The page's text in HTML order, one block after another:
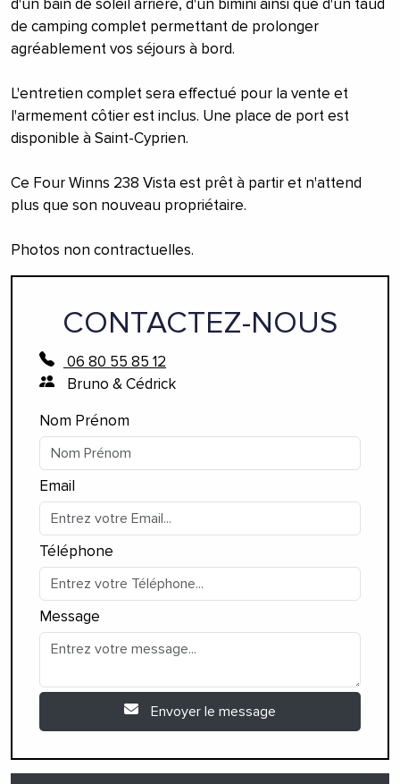
d'un bain de soleil arrière, d'un bimini ainsi que d'un taud
de camping complet permettant de prolonger
agréablement vos séjours à bord.
L'entretien complet sera effectué pour la vente et
l'armement côtier est inclus. Une place de port est
disponible à Saint-Cyprien.
Ce Four Winns 238 Vista est prêt à partir et n'attend
plus que son nouveau propriétaire.
Photos non contractuelles.
CONTACTEZ-NOUS
06 80 55 85 12
Bruno & Cédrick
Nom Prénom
Email
Téléphone
Message
Envoyer le message